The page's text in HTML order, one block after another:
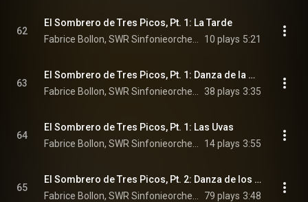
62
El Sombrero de Tres Picos, Pt. 1: La Tarde
10 plays 5:21
63
El Sombrero de Tres Picos, Pt. 1: Danza de la Molinera
38 plays 3:35
64
El Sombrero de Tres Picos, Pt. 1: Las Uvas
14 plays 3:55
65
El Sombrero de Tres Picos, Pt. 2: Danza de los Vecinos
79 plays 3:48